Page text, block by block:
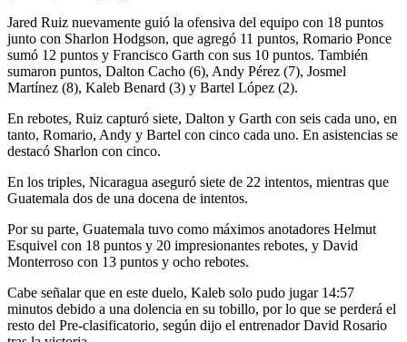
Jared Ruiz nuevamente guió la ofensiva del equipo con 18 puntos
junto con Sharlon Hodgson, que agregó 11 puntos, Romario Ponce
sumó 12 puntos y Francisco Garth con sus 10 puntos. También
sumaron puntos, Dalton Cacho (6), Andy Pérez (7), Josmel
Martínez (8), Kaleb Benard (3) y Bartel López (2).
En rebotes, Ruiz capturó siete, Dalton y Garth con seis cada uno, en
tanto, Romario, Andy y Bartel con cinco cada uno. En asistencias se
destacó Sharlon con cinco.
En los triples, Nicaragua aseguró siete de 22 intentos, mientras que
Guatemala dos de una docena de intentos.
Por su parte, Guatemala tuvo como máximos anotadores Helmut
Esquivel con 18 puntos y 20 impresionantes rebotes, y David
Monterroso con 13 puntos y ocho rebotes.
Cabe señalar que en este duelo, Kaleb solo pudo jugar 14:57
minutos debido a una dolencia en su tobillo, por lo que se perderá el
resto del Pre-clasificatorio, según dijo el entrenador David Rosario